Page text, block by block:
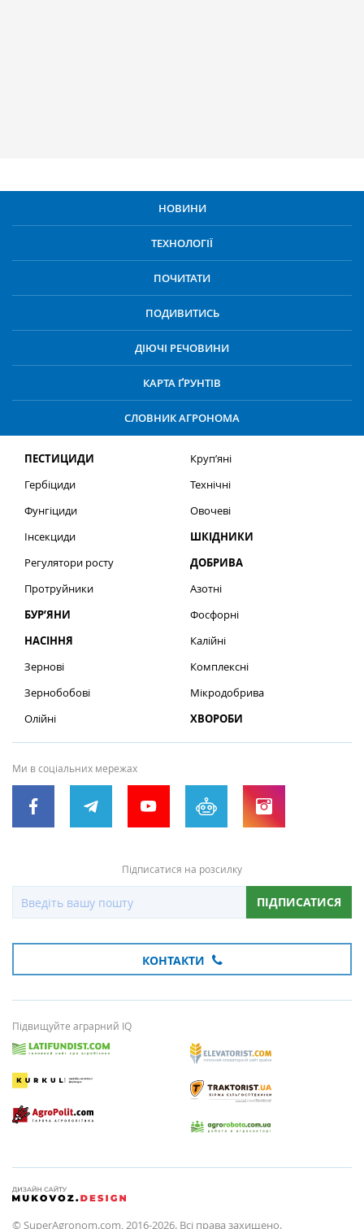
НОВИНИ
ТЕХНОЛОГІЇ
ПОЧИТАТИ
ПОДИВИТИСЬ
ДІЮЧІ РЕЧОВИНИ
КАРТА ҐРУНТІВ
СЛОВНИК АГРОНОМА
ПЕСТИЦИДИ
Гербіциди
Фунгіциди
Інсекциди
Регулятори росту
Протруйники
БУР’ЯНИ
НАСІННЯ
Зернові
Зернобобові
Олійні
Круп’яні
Технічні
Овочеві
ШКІДНИКИ
ДОБРИВА
Азотні
Фосфорні
Калійні
Комплексні
Мікродобрива
ХВОРОБИ
Ми в соціальних мережах
Підписатися на розсилку
ПІДПИСАТИСЯ
КОНТАКТИ
Підвищуйте аграрний IQ
© SuperAgronom.com, 2016-2026. Всі права захищено.